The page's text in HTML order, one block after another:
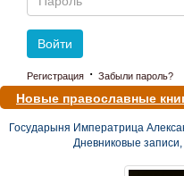
Войти
Регистрация · Забыли пароль?
Новые православные
Государыня Императрица
Дневниковые